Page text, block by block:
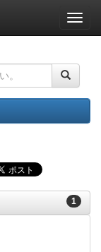
ナ
ビ
ー
ョ
ン
1